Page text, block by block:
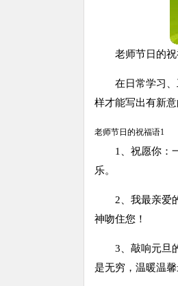
老师节日的
在日常学习
样才能写出有新
老师节日的祝福语1
1、祝愿你：
乐。
2、我最亲爱
神吻住您！
3、敲响元旦
是无穷，温暖温